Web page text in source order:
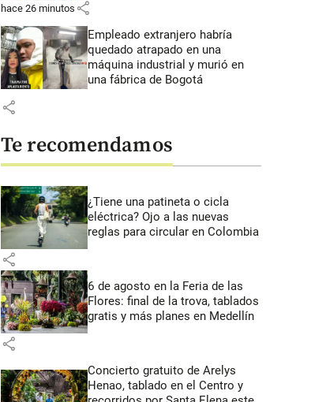
hace 26 minutos share
Empleado extranjero habría
quedado atrapado en una
máquina industrial y murió en
una fábrica de Bogotá
share
Te recomendamos
¿Tiene una patineta o cicla
eléctrica? Ojo a las nuevas
reglas para circular en Colombia
share
6 de agosto en la Feria de las
Flores: final de la trova, tablados
gratis y más planes en Medellín
share
Concierto gratuito de Arelys
Henao, tablado en el Centro y